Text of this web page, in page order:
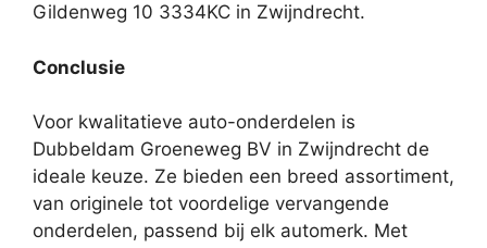
Gildenweg 10 3334KC in Zwijndrecht.
Conclusie
Voor kwalitatieve auto-onderdelen is
Dubbeldam Groeneweg BV in Zwijndrecht de
ideale keuze. Ze bieden een breed assortiment,
van originele tot voordelige vervangende
onderdelen, passend bij elk automerk. Met